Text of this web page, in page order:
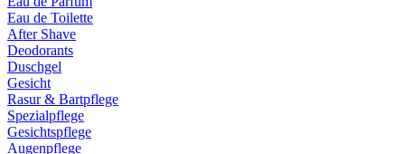
Eau de Toilette
After Shave
Deodorants
Duschgel
Gesicht
Rasur & Bartpflege
Spezialpflege
Gesichtspflege
Augenpflege